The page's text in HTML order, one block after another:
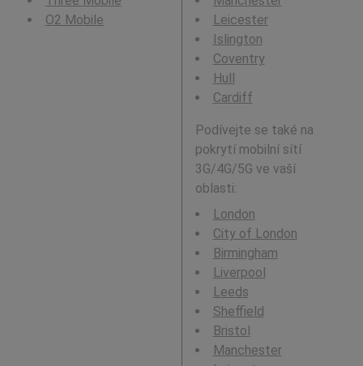
O2 Mobile
Leicester
Islington
Coventry
Hull
Cardiff
Podívejte se také na
pokrytí mobilní sítí
3G/4G/5G ve vaší
oblasti:
London
City of London
Birmingham
Liverpool
Leeds
Sheffield
Bristol
Manchester